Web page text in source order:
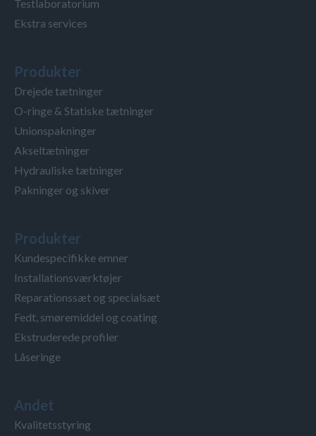
Testlaboratorium
Ekstra services
Produkter
Drejede tætninger
O-ringe & Statiske tætninger
Unionspakninger
Akseltætninger
Hydrauliske tætninger
Pakninger og skiver
Produkter
Kundespecifikke emner
Installationsværktøjer
Reparationssæt og specialsæt
Fedt, smøremiddel og coating
Ekstruderede profiler
Låseringe
Andet
Kvalitetsstyring